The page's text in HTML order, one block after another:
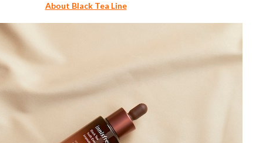
​About Black Tea Line